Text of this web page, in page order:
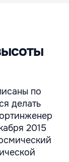
по
делать
2015